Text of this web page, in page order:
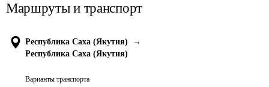
Маршруты и транспорт
Республика Саха (Якутия)
→
Республика Саха (Якутия)
Варианты транспорта